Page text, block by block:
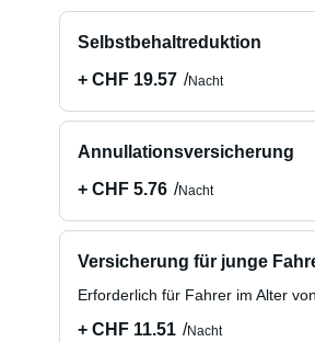
Selbstbehaltreduktion
+ CHF 19.57
Nacht
Annullationsversicherung
+ CHF 5.76
Nacht
Versicherung für junge
Erforderlich für Fahrer im Alter
+ CHF 11.51 Nacht